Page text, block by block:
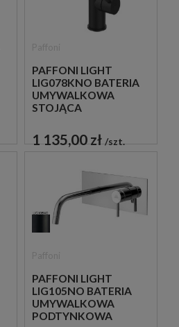
PAFFONI LIGHT
LIG078KNO BATERIA
UMYWALKOWA
STOJĄCA
CZARNA
1 135,00 zł szt.
PAFFONI LIGHT
LIG105NO BATERIA
UMYWALKOWA
PODTYNKOWA